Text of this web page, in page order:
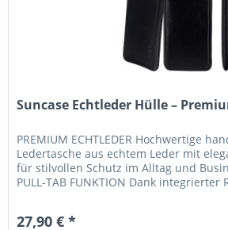
Suncase Echtleder Hülle –
PREMIUM ECHTLEDER Hochwertige
Ledertasche aus echtem Leder mit
für stilvollen Schutz im Alltag und
PULL-TAB FUNKTION Dank integrierter
27,90 € *